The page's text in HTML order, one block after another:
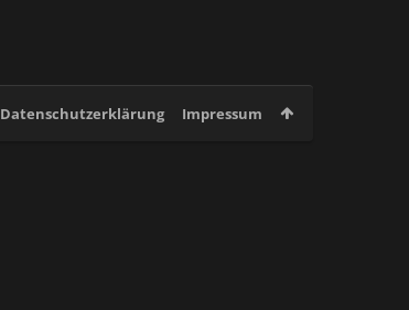
Datenschutzerklärung Impressum